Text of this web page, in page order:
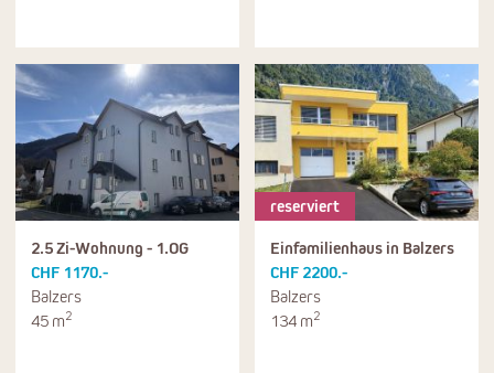
2.5 Zi-Wohnung - 1.OG
CHF 1170.-
Balzers
45 m2
reserviert
Einfamilienhaus in Balzers
CHF 2200.-
Balzers
134 m2